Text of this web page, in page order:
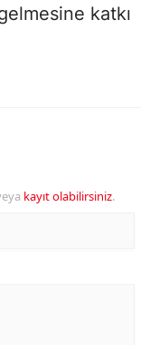
katkı
kayıt olabilirsiniz.